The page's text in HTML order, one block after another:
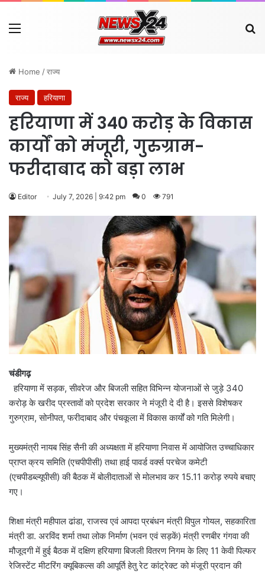
Menu
Home /राज्य
राज्य हरियाणा
हरियाणा में 340 करोड़ के विकास
कार्यों को मंजूरी, गुरुग्राम-
फरीदाबाद को बड़ा लाभ
Editor July 7, 2026 | 9:42 pm 0 791
चंडीगढ़
हरियाणा में सड़क, सीवरेज और बिजली सहित विभिन्न योजनाओं से जुड़े 340
करोड़ के खरीद प्रस्तावों को प्रदेश सरकार ने मंजूरी दे दी है। इससे विशेषकर
गुरुग्राम, सोनीपत, फरीदाबाद और पंचकूला में विकास कार्यों को गति मिलेगी।
मुख्यमंत्री नायब सिंह सैनी की अध्यक्षता में हरियाणा निवास में आयोजित उच्चाधिकार
प्राप्त क्रय समिति (एचपीपीसी) तथा हाई पावर्ड वर्क्स परचेज कमेटी
(एचपीडब्ल्यूपीसी) की बैठक में बोलीदाताओं से मोलभाव कर 15.11 करोड़ रुपये बचाए
गए।
शिक्षा मंत्री महीपाल ढांडा, राजस्व एवं आपदा प्रबंधन मंत्री विपुल गोयल, सहकारिता
मंत्री डा. अरविंद शर्मा तथा लोक निर्माण (भवन एवं सड़कें) मंत्री रणबीर गंगवा की
मौजूदगी में हुई बैठक में दक्षिण हरियाणा बिजली वितरण निगम के लिए 11 केवी पिल्फर
रेजिस्टेंट मीटरिंग क्यूबिकल्स की आपूर्ति हेतु रेट कांट्रेक्ट को मंजूरी प्रदान की